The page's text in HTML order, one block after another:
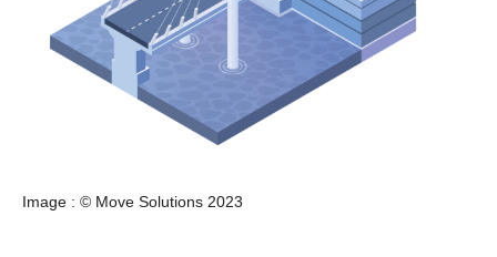
Image : © Move Solutions 2023